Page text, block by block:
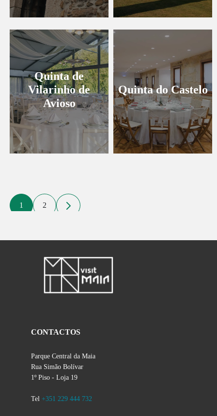
Quinta de
Vilarinho de
Avioso
Quinta do Castelo
1 2
CONTACTOS
Parque Central da Maia
Rua Simão Bolívar
1º Piso - Loja 19
Tel +351 229 444 732